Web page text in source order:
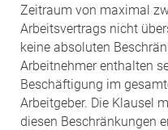
Zeitraum von maximal
Arbeitsvertrags nicht
keine absoluten
Arbeitnehmer enthalten
Beschäftigung im
Arbeitgeber. Die Klausel
diesen Beschränkungen